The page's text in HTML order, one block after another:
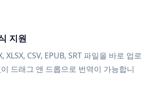
지원
XLSX, CSV, EPUB, SRT 파일을 바로 업로
드래그 앤 드롭으로 번역이 가능합니